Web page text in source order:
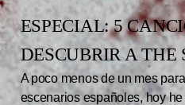
ESPECIAL: 5
DESCUBRIR A THE
A poco menos de un mes
escenarios españoles, hoy